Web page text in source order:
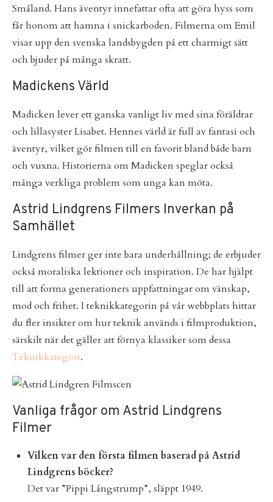
Småland. Hans äventyr innefattar ofta att göra hyss som
får honom att hamna i snickarboden. Filmerna om Emil
visar upp den svenska landsbygden på ett charmigt sätt
och bjuder på många skratt.
Madickens Värld
Madicken lever ett ganska vanligt liv med sina föräldrar
och lillasyster Lisabet. Hennes värld är full av fantasi och
äventyr, vilket gör filmen till en favorit bland både barn
och vuxna. Historierna om Madicken speglar också
många verkliga problem som unga kan möta.
Astrid Lindgrens Filmers Inverkan på
Samhället
Lindgrens filmer ger inte bara underhållning; de erbjuder
också moraliska lektioner och inspiration. De har hjälpt
till att forma generationers uppfattningar om vänskap,
mod och frihet. I teknikkategorin på vår webbplats hittar
du fler insikter om hur teknik används i filmproduktion,
särskilt när det gäller att förnya klassiker som dessa
Teknikkategori.
Vanliga frågor om Astrid Lindgrens
Filmer
Vilken var den första filmen baserad på Astrid
Lindgrens böcker?
Det var ”Pippi Långstrump”, släppt 1949.